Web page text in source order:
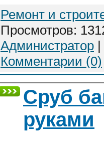
Ремонт и
Просмотров:
Администратор
Комментарии (0)
Сруб
руками